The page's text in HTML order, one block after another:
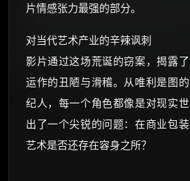
片情感张力最强的部分。
对当代艺术产业的辛辣讽刺
影片通过这场荒诞的窃案，揭露
运作的丑陋与滑稽。从唯利是图
纪人，每一个角色都像是对现实
出了一个尖锐的问题：在商业包
艺术是否还存在容身之所？